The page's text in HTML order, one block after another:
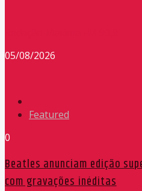
05/08/2026
Featured
0
Beatles anunciam edição
com gravações inéditas